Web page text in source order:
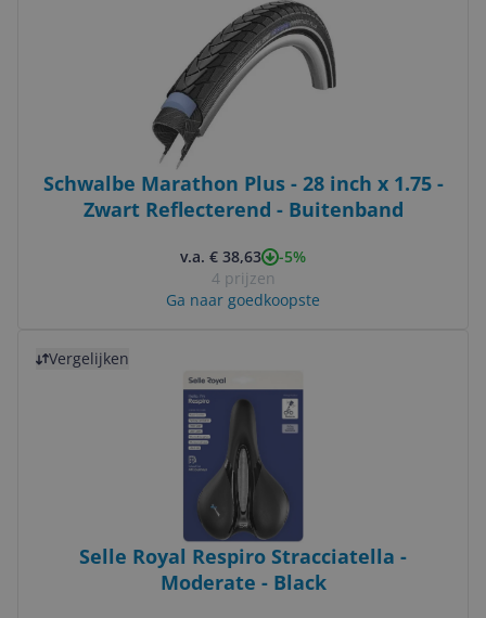
Schwalbe Marathon Plus - 28 inch x 1.75 -
Zwart Reflecterend - Buitenband
v.a. € 38,63
-5%
4 prijzen
Ga naar goedkoopste
Vergelijken
Selle Royal Respiro Stracciatella -
Moderate - Black